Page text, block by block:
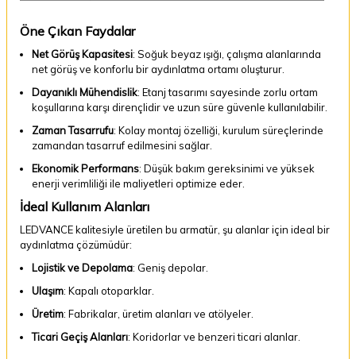
Öne Çıkan Faydalar
Net Görüş Kapasitesi: Soğuk beyaz ışığı, çalışma alanlarında
net görüş ve konforlu bir aydınlatma ortamı oluşturur.
Dayanıklı Mühendislik: Etanj tasarımı sayesinde zorlu ortam
koşullarına karşı dirençlidir ve uzun süre güvenle kullanılabilir.
Zaman Tasarrufu: Kolay montaj özelliği, kurulum süreçlerinde
zamandan tasarruf edilmesini sağlar.
Ekonomik Performans: Düşük bakım gereksinimi ve yüksek
enerji verimliliği ile maliyetleri optimize eder.
İdeal Kullanım Alanları
LEDVANCE kalitesiyle üretilen bu armatür, şu alanlar için ideal bir
aydınlatma çözümüdür:
Lojistik ve Depolama: Geniş depolar.
Ulaşım: Kapalı otoparklar.
Üretim: Fabrikalar, üretim alanları ve atölyeler.
Ticari Geçiş Alanları: Koridorlar ve benzeri ticari alanlar.